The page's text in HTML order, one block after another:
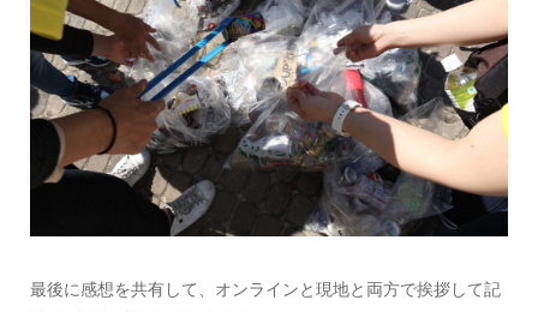
最後に感想を共有して、オンラインと現地と両方で挨拶して記